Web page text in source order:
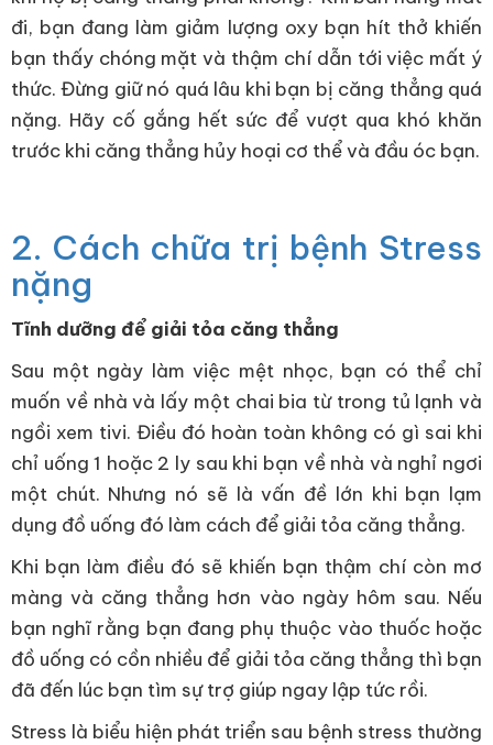
đi, bạn đang làm giảm lượng oxy bạn hít thở khiến
bạn thấy chóng mặt và thậm chí dẫn tới việc mất ý
thức. Đừng giữ nó quá lâu khi bạn bị căng thẳng quá
nặng. Hãy cố gắng hết sức để vượt qua khó khăn
trước khi căng thẳng hủy hoại cơ thể và đầu óc bạn.
2. Cách chữa trị bệnh Stress
nặng
Tĩnh dưỡng để giải tỏa căng thẳng
Sau một ngày làm việc mệt nhọc, bạn có thể chỉ
muốn về nhà và lấy một chai bia từ trong tủ lạnh và
ngồi xem tivi. Điều đó hoàn toàn không có gì sai khi
chỉ uống 1 hoặc 2 ly sau khi bạn về nhà và nghỉ ngơi
một chút. Nhưng nó sẽ là vấn đề lớn khi bạn lạm
dụng đồ uống đó làm cách để giải tỏa căng thẳng.
Khi bạn làm điều đó sẽ khiến bạn thậm chí còn mơ
màng và căng thẳng hơn vào ngày hôm sau. Nếu
bạn nghĩ rằng bạn đang phụ thuộc vào thuốc hoặc
đồ uống có cồn nhiều để giải tỏa căng thẳng thì bạn
đã đến lúc bạn tìm sự trợ giúp ngay lập tức rồi.
Stress là biểu hiện phát triển sau bệnh stress thường